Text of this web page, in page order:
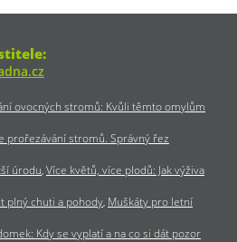
ovocných stromů: Kvůli těmto omylům
prořezávání stromů. Správný řez
úrodu Více květů, více plodů: Jak výživa
plný chuti a pohody Muškáty pro letní
Kdy se vyplatí a na co si dát pozor